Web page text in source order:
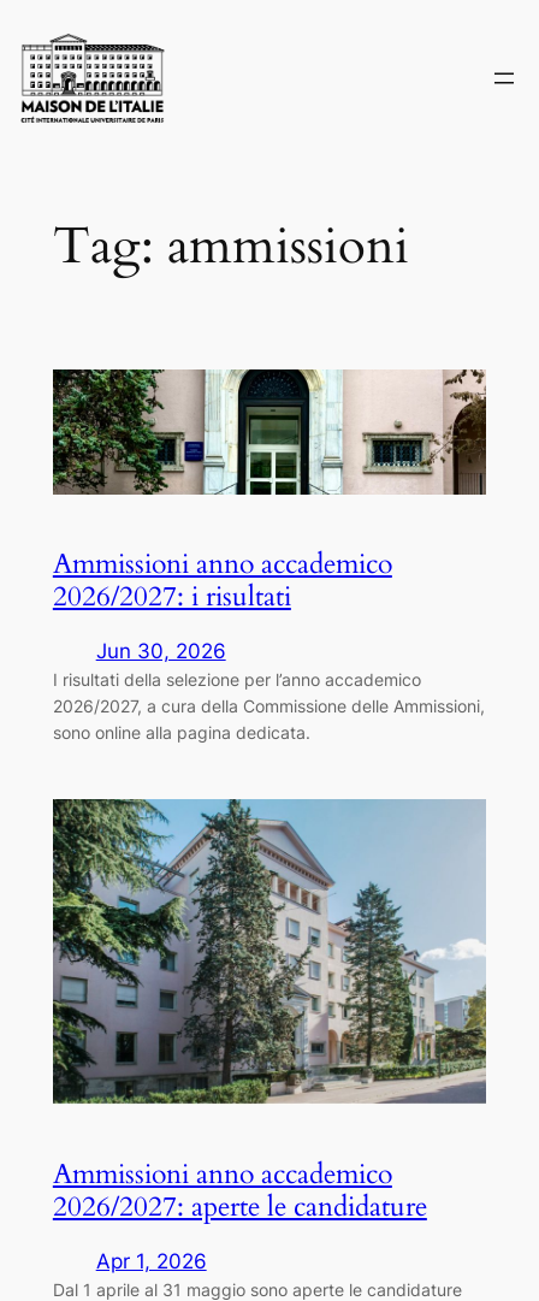
to
content
Tag: ammissioni
Ammissioni anno accademico
2026/2027: i risultati
Jun 30, 2026
I risultati della selezione per l’anno accademico
2026/2027, a cura della Commissione delle Ammissioni,
sono online alla pagina dedicata.
Ammissioni anno accademico
2026/2027: aperte le candidature
Apr 1, 2026
Dal 1 aprile al 31 maggio sono aperte le candidature